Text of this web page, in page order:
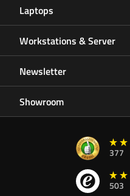
Laptops
Workstations & Server
Newsletter
Showroom
377
503